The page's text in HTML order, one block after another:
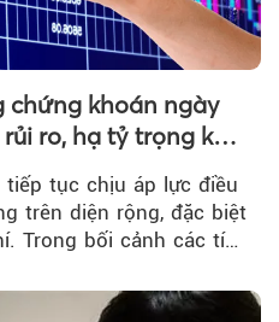
chứng khoán ngày
ro, hạ tỷ trọng khi
tục chịu áp lực điều
trên diện rộng, đặc biệt
Trong bối cảnh các tín